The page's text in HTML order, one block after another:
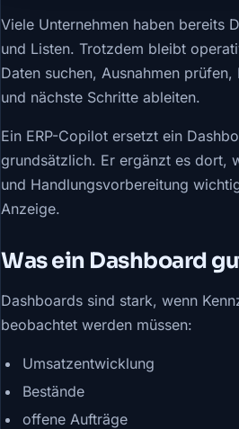
Viele Unternehmen haben bereits
und Listen. Trotzdem bleibt
Daten suchen, Ausnahmen
und nächste Schritte ableiten.
Ein ERP-Copilot ersetzt ein
grundsätzlich. Er ergänzt es dort,
und Handlungsvorbereitung
Anzeige.
Was ein Dashboard
Dashboards sind stark, wenn
beobachtet werden müssen:
Umsatzentwicklung
Bestände
offene Aufträge